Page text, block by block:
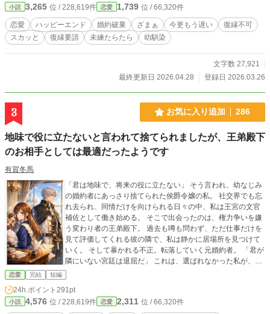
小説 3,265 位 / 228,619件 恋愛 1,739 位 / 66,320件
恋愛 ハッピーエンド 婚約破棄 ざまぁ 今更もう遅い
復縁不可
スカッと
復縁要請 未練たらたら 幼馴染
文字数 27,921
最終更新日 2026.04.28
登録日 2026.03.26
3 お気に入り追加 286
地味で役に立たないと言われて捨てられましたが、王弟殿下
のお相手としては最適だったようです
有賀冬馬
「君は地味で、将来の役に立たない」 そう言われ、幼なじみ
の婚約者にあっさり捨てられた侯爵令嬢の私。 社交界でも忘
れ去られ、同情だけを向けられる日々の中、私は王宮の文官
補佐として働き始める。 そこで出会ったのは、権力争いを嫌
う変わり者の王弟殿下。 過去も噂も問わず、ただ仕事だけを
見て評価してくれる彼の隣で、私は静かに居場所を見つけて
いく。 そして暴かれる不正。転落していく元婚約者。 「君が
隣にいない宮廷は退屈だ」 これは、選ばれなかった私が、必
要とされる私になる物語。
恋愛 完結 短編
24h.ポイント 291pt
小説 4,576 位 / 228,619件 恋愛 2,311 位 / 66,320件